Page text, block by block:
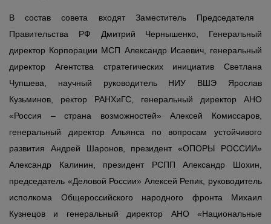
В состав совета входят Заместитель Председателя
Правительства РФ Дмитрий Чернышенко, Генеральный
директор Корпорации МСП Александр Исаевич, генеральный
директор Агентства стратегических инициатив Светлана
Чупшева, научный руководитель НИУ ВШЭ Ярослав
Кузьминов, ректор РАНХиГС, генеральный директор АНО
«Россия – страна возможностей» Алексей Комиссаров,
генеральный директор Альянса по вопросам устойчивого
развития Андрей Шаронов, президент «ОПОРЫ РОССИИ»
Александр Калинин, президент РСПП Александр Шохин,
председатель «Деловой России» Алексей Репик, руководитель
исполкома Общероссийского народного фронта Михаил
Кузнецов и генеральный директор АНО «Национальные